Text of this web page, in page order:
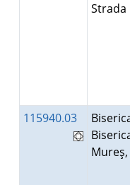
Strada
115940.03